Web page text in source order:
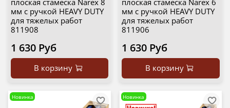
плоская стамеска Narex 8
мм с ручкой HEAVY DUTY
для тяжелых работ
811908
1 630 Руб
В корзину
плоская стамеска Narex 6
мм с ручкой HEAVY DUTY
для тяжелых работ
811906
1 630 Руб
В корзину
Новинка Новинка